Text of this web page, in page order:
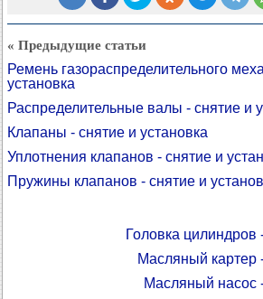
« Предыдущие статьи
Ремень газораспределительного
установка
Распределительные валы - снятие и
Клапаны - снятие и установка
Уплотнения клапанов - снятие и
Пружины клапанов - снятие и
Головка цилиндров
Масляный картер
Масляный насос